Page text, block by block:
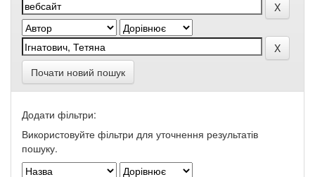
Почати новий пошук
Додати фільтри:
Використовуйте фільтри для уточнення результатів
пошуку.